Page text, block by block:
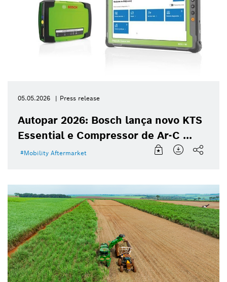
05.05.2026 Press release
Autopar 2026: Bosch lança novo KTS
Essential e Compressor de Ar-C ...
Mobility Aftermarket